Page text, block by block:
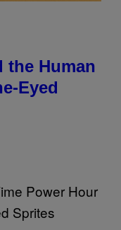
the Human
Eyed